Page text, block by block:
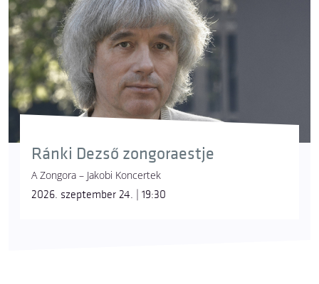
Ránki Dezső zongoraestje
A Zongora – Jakobi Koncertek
2026. szeptember 24. | 19:30